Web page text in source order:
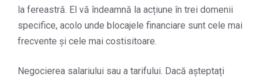
la fereastră. El vă îndeamnă la acțiune în trei domenii
specifice, acolo unde blocajele financiare sunt cele mai
frecvente și cele mai costisitoare.
Negocierea salariului sau a tarifului. Dacă așteptați